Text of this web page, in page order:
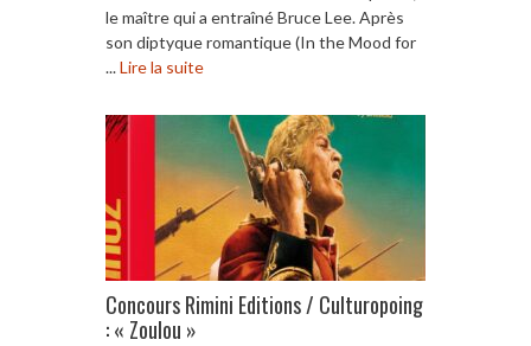
le maître qui a entraîné Bruce Lee. Après
son diptyque romantique (In the Mood for
...Lire la suite
Concours Rimini Editions / Culturopoing
: « Zoulou »